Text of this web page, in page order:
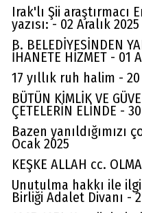
Irak'lı Şii araştırmacı
yazısı: - 02 Aralık 2025
B. BELEDİYESİNDEN
İHANETE HİZMET - 01
17 yıllık ruh halim - 20
BÜTÜN KİMLİK VE
ÇETELERİN ELİNDE -
Bazen yanıldığımızı
Ocak 2025
KEŞKE ALLAH cc.
Unutulma hakkı ile
Birliği Adalet Divanı -